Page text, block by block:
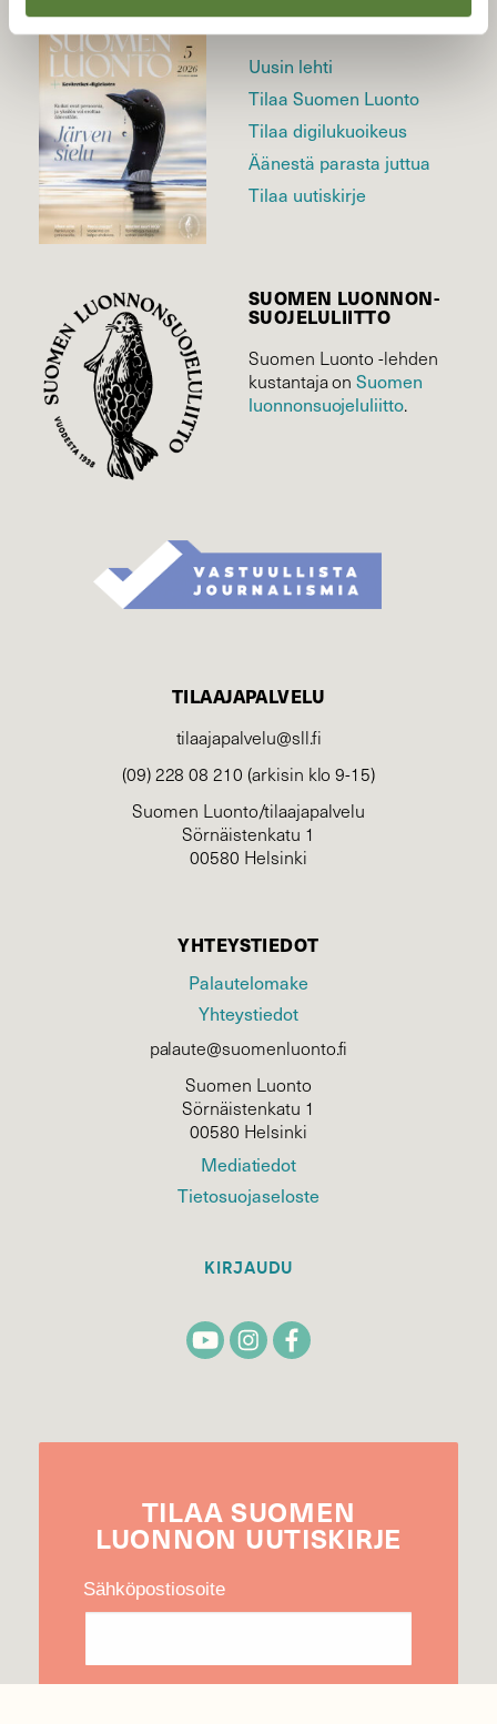
LEHTI
Uusin lehti
Tilaa Suomen Luonto
Tilaa digilukuoikeus
Äänestä parasta juttua
Tilaa uutiskirje
SUOMEN LUONNON­
SUOJELU­LIITTO
Suomen Luonto -lehden
kustantaja onSuomen
luonnonsuojelu­liitto.
TILAAJAPALVELU
tilaajapalvelu@sll.fi
(09) 228 08 210 (arkisin klo 9-15)
Suomen Luonto/tilaajapalvelu
Sörnäistenkatu 1
00580 Helsinki
YHTEYSTIEDOT
Palautelomake
Yhteystiedot
palaute@suomenluonto.fi
Suomen Luonto
Sörnäistenkatu 1
00580 Helsinki
Mediatiedot
Tietosuojaseloste
KIRJAUDU
TILAA SUOMEN
LUONNON UUTIS­KIRJE
Sähköpostiosoite